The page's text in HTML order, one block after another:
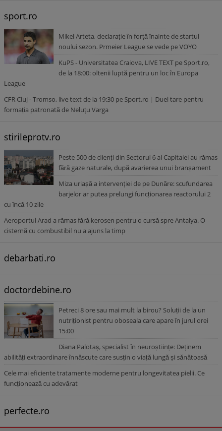
sport.ro
Mikel Arteta, declarație în forță înainte de startul
noului sezon. Prmeier League se vede pe VOYO
KuPS - Universitatea Craiova, LIVE TEXT pe Sport.ro,
de la 18:00: oltenii luptă pentru un loc în Europa
League
CFR Cluj - Tromso, live text de la 19:30 pe Sport.ro | Duel tare pentru
formația patronată de Neluțu Varga
stirileprotv.ro
Peste 500 de clienți din Sectorul 6 al Capitalei au rămas
fără gaze naturale, după avarierea unui branșament
Miza uriașă a intervenției de pe Dunăre: scufundarea
barjelor ar putea prelungi funcționarea reactorului 2
cu încă 10 zile
Aeroportul Arad a rămas fără kerosen pentru o cursă spre Antalya. O
cisternă cu combustibil nu a ajuns la timp
debarbati.ro
doctordebine.ro
Petreci 8 ore sau mai mult la birou? Soluții de la un
nutriționist pentru oboseala care apare în jurul orei
15:00
Diana Palotaș, specialist în neuroștiințe: Deținem
abilități extraordinare înnăscute care susțin o viață lungă și sănătoasă
Cele mai eficiente tratamente moderne pentru longevitatea pielii. Ce
funcționează cu adevărat
perfecte.ro